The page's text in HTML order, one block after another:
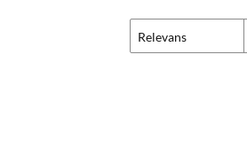
Relevans